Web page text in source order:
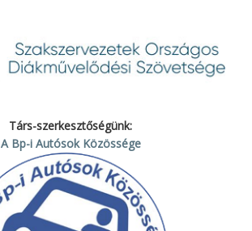
Társ-szerkesztőségünk:
A Bp-i Autósok Közössége